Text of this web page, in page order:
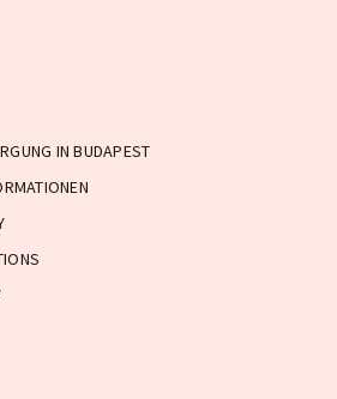
IN BUDAPEST